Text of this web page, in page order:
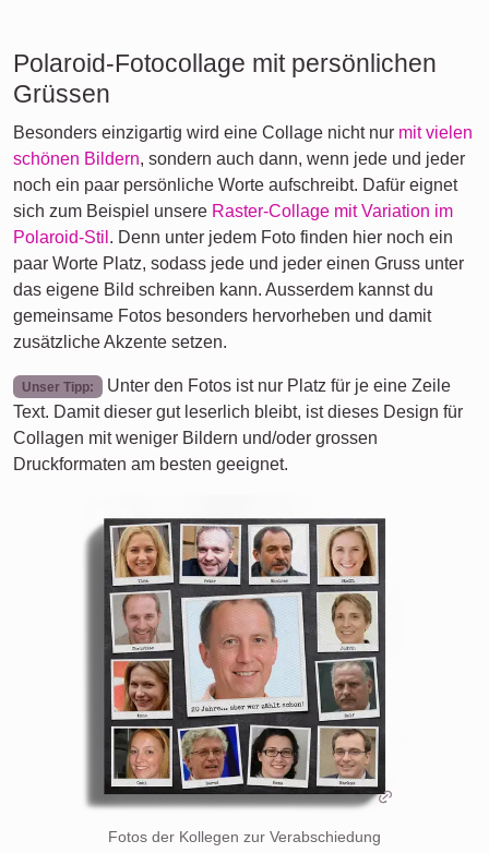
Polaroid-Fotocollage mit persönlichen
Grüssen
Besonders einzigartig wird eine Collage nicht nur mit vielen
schönen Bildern, sondern auch dann, wenn jede und jeder
noch ein paar persönliche Worte aufschreibt. Dafür eignet
sich zum Beispiel unsere Raster-Collage mit Variation im
Polaroid-Stil . Denn unter jedem Foto finden hier noch ein
paar Worte Platz, sodass jede und jeder einen Gruss unter
das eigene Bild schreiben kann. Ausserdem kannst du
gemeinsame Fotos besonders hervorheben und damit
zusätzliche Akzente setzen.
Unser Tipp:
Unter den Fotos ist nur Platz für je eine Zeile
Text. Damit dieser gut leserlich bleibt, ist dieses Design für
Collagen mit weniger Bildern und/oder grossen
Druckformaten am besten geeignet.
Fotos der Kollegen zur Verabschiedung